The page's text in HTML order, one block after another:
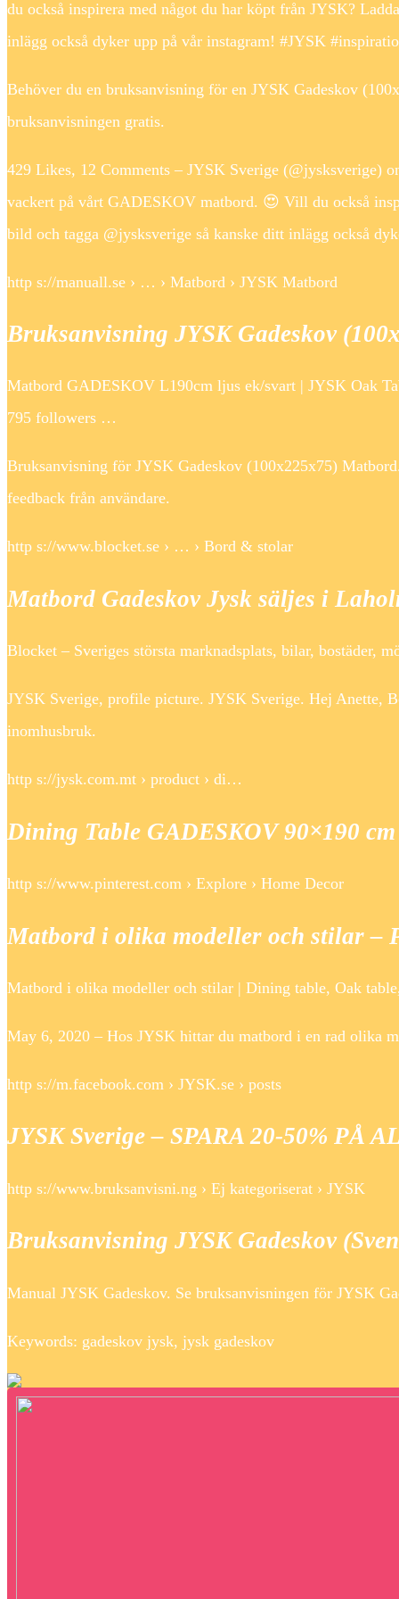
du också inspirera med något du har köpt från JYSK?
inlägg också dyker upp på vår instagram! #JYSK
Behöver du en bruksanvisning för en JYSK Gadeskov
bruksanvisningen gratis.
429 Likes, 12 Comments – JYSK Sverige (@jysksverige)
vackert på vårt GADESKOV matbord. 😍 Vill du också
bild och tagga @jysksverige så kanske ditt inlägg också
http s://manuall.se › … › Matbord › JYSK Matbord
Bruksanvisning JYSK Gadeskov
Matbord GADESKOV L190cm ljus ek/svart | JYSK Oak
795 followers …
Bruksanvisning för JYSK Gadeskov (100x225x75)
feedback från användare.
http s://www.blocket.se › … › Bord & stolar
Matbord Gadeskov Jysk säljes i
Blocket – Sveriges största marknadsplats, bilar, bostäder,
JYSK Sverige, profile picture. JYSK Sverige. Hej Anette,
inomhusbruk.
http s://jysk.com.mt › product › di…
Dining Table GADESKOV 90×190
http s://www.pinterest.com › Explore › Home Decor
Matbord i olika modeller och stilar –
Matbord i olika modeller och stilar | Dining table, Oak
May 6, 2020 – Hos JYSK hittar du matbord i en rad olika
http s://m.facebook.com › JYSK.se › posts
JYSK Sverige – SPARA 20-50% PÅ
http s://www.bruksanvisni.ng › Ej kategoriserat › JYSK
Bruksanvisning JYSK Gadeskov
Manual JYSK Gadeskov. Se bruksanvisningen för JYSK
Keywords: gadeskov jysk, jysk gadeskov